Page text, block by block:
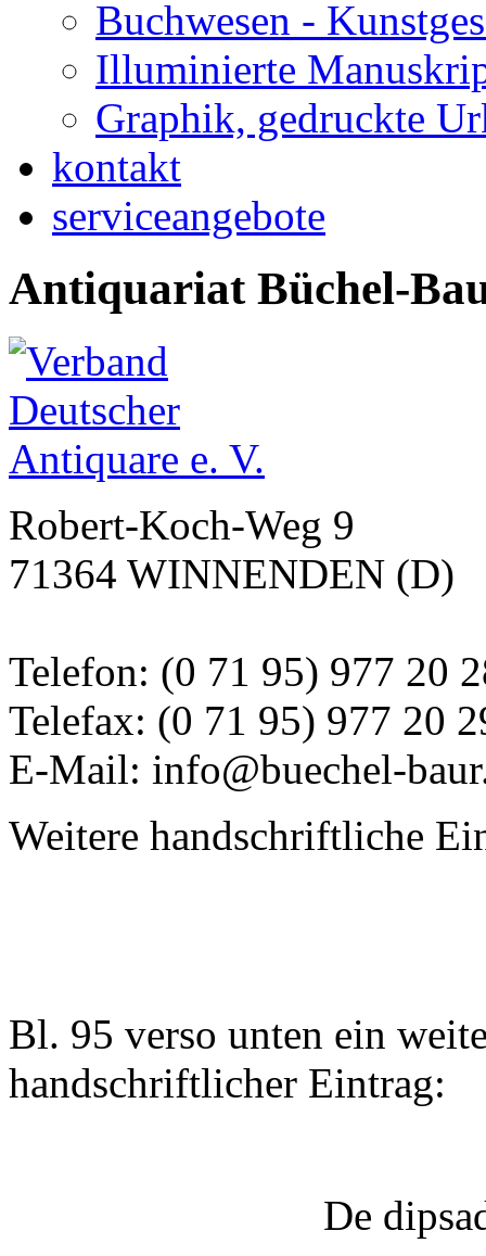
Buchwesen -
Illuminierte
Graphik, gedruckte
kontakt
serviceangebote
Antiquariat Büchel-
Robert-Koch-Weg 9
71364 WINNENDEN (D)
Telefon: (0 71 95) 977 20
Telefax: (0 71 95) 977 20
E-Mail: info@buechel-
Weitere handschriftliche
Bl. 95 verso unten ein
handschriftlicher Eintrag:
De dipsade